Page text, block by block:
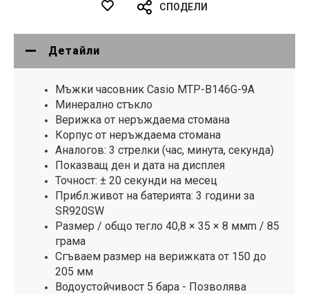
СПОДЕЛИ
Детайли
Мъжки часовник Casio MTP-B146G-9A
Минерално стъкло
Верижка от неръждаема стомана
Корпус от неръждаема стомана
Аналогов: 3 стрелки (час, минута, секунда)
Показващ ден и дата на дисплея
Точност: ± 20 секунди на месец
Прибл.живот на батерията: 3 години за
SR920SW
Размер / общо тегло 40,8 × 35 × 8 ммm / 85
грама
Сгъваем размер на верижката от 150 до
205 мм
Водоустойчивост 5 бара - Позволява